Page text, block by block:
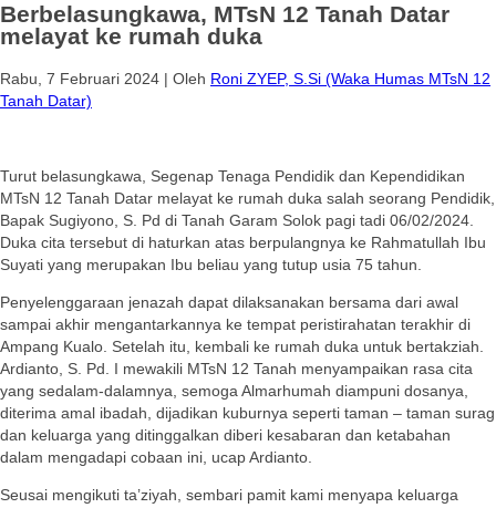
Berbelasungkawa, MTsN 12 Tanah Datar
melayat ke rumah duka
Rabu, 7 Februari 2024 | Oleh Roni ZYEP, S.Si (Waka Humas MTsN 12
Tanah Datar)
Turut belasungkawa, Segenap Tenaga Pendidik dan Kependidikan
MTsN 12 Tanah Datar melayat ke rumah duka salah seorang Pendidik,
Bapak Sugiyono, S. Pd di Tanah Garam Solok pagi tadi 06/02/2024.
Duka cita tersebut di haturkan atas berpulangnya ke Rahmatullah Ibu
Suyati yang merupakan Ibu beliau yang tutup usia 75 tahun.
Penyelenggaraan jenazah dapat dilaksanakan bersama dari awal
sampai akhir mengantarkannya ke tempat peristirahatan terakhir di
Ampang Kualo. Setelah itu, kembali ke rumah duka untuk bertakziah.
Ardianto, S. Pd. I mewakili MTsN 12 Tanah menyampaikan rasa cita
yang sedalam-dalamnya, semoga Almarhumah diampuni dosanya,
diterima amal ibadah, dijadikan kuburnya seperti taman – taman surag
dan keluarga yang ditinggalkan diberi kesabaran dan ketabahan
dalam mengadapi cobaan ini, ucap Ardianto.
Seusai mengikuti ta’ziyah, sembari pamit kami menyapa keluarga